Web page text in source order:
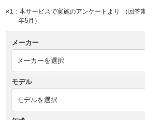
※1：本サービスで実施のアンケートより （回答
年5月）
メーカー
モデル